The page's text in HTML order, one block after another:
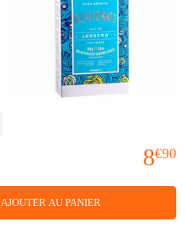
8€90
AJOUTER AU PANIER